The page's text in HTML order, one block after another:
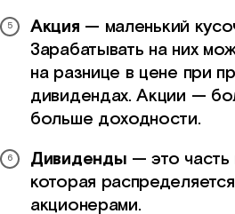
Акция — маленький
Зарабатывать на них
на разнице в цене при
дивидендах. Акции —
больше доходности.
Дивиденды — это
которая
акционерами.